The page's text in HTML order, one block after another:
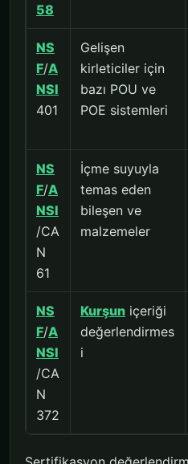
58
NS
F/A
NSI
401
Gelişen
kirleticiler için
bazı POU ve
POE sistemleri
NS
F/A
NSI
/CA
N
61
İçme suyuyla
temas eden
bileşen ve
malzemeler
NS
F/A
NSI
/CA
N
372
Kurşun içeriği
değerlendirmes
i